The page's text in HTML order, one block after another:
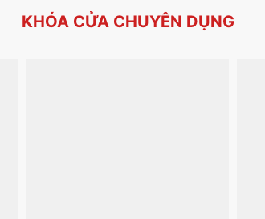
KHÓA CỬA CHUYÊN DỤNG